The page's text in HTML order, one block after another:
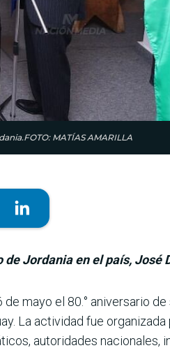
MATÍAS AMARILLA
Jordania en el país, José
mayo el 80.° aniversario
La actividad fue
autori­dades nacionales,